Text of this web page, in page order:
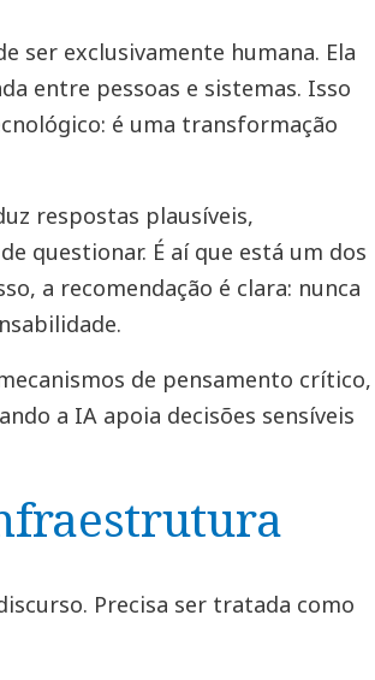
ser exclusivamente humana. Ela
entre pessoas e sistemas. Isso
é uma transformação
respostas plausíveis,
questionar. É aí que está um dos
a recomendação é clara: nunca
de pensamento crítico,
a IA apoia decisões sensíveis
Precisa ser tratada como